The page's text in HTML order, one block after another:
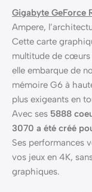
Gigabyte GeForce
Ampere,
Cette carte
multitude de cœurs
elle embarque de
mémoire G6 à
plus exigeants en
Avec ses 5888
3070 a été créé
Ses performances
vos jeux en 4K,
graphiques.